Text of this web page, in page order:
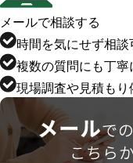
メールで相談する
時間を気にせず相談
複数の質問にも丁寧
現場調査や見積もり